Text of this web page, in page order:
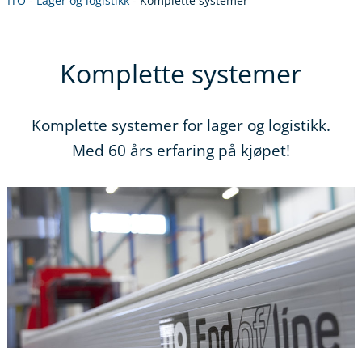
Komplette systemer
Komplette systemer for lager og logistikk.
Med 60 års erfaring på kjøpet!